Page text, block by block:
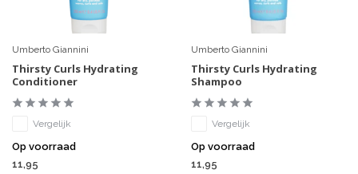
Umberto Giannini
Thirsty Curls Hydrating
Conditioner
Vergelijk
Op voorraad
11,95
Umberto Giannini
Thirsty Curls Hydrating
Shampoo
Vergelijk
Op voorraad
11,95